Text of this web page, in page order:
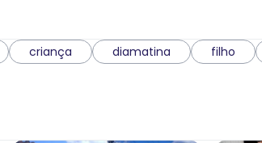
criança diamatina filho